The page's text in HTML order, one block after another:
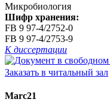
Микробиология
Шифр хранения:
FB 9 97-4/2752-0
FB 9 97-4/2753-9
К диссертации
Заказать в читальный зал
Marc21